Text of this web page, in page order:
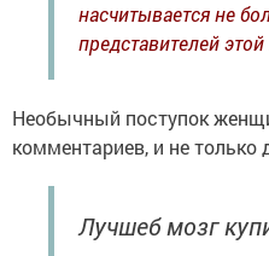
насчитывается не
представителей
Необычный поступок
комментариев, и не
Лучшеб мозг